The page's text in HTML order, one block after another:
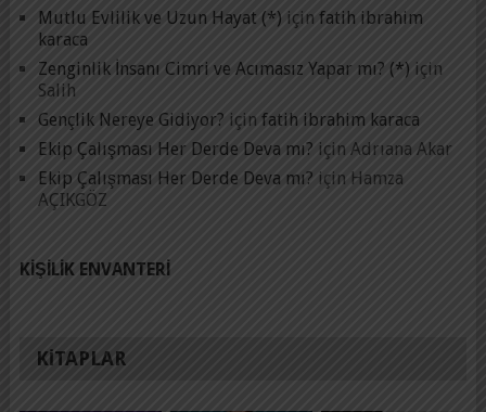
Mutlu Evlilik ve Uzun Hayat (*) için fatih ibrahim
karaca
Zenginlik İnsanı Cimri ve Acımasız Yapar mı? (*) için
Salih
Gençlik Nereye Gidiyor? için fatih ibrahim karaca
Ekip Çalışması Her Derde Deva mı? için Adrıana Akar
Ekip Çalışması Her Derde Deva mı? için Hamza
AÇIKGÖZ
KIŞILIK ENVANTERI
KITAPLAR